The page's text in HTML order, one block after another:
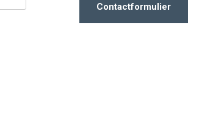
Contactformulier